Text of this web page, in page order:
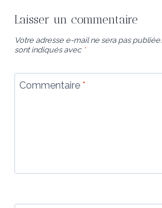
Laisser un commentaire
Votre adresse e-mail ne sera pas publiée.
sont indiqués avec *
Commentaire *